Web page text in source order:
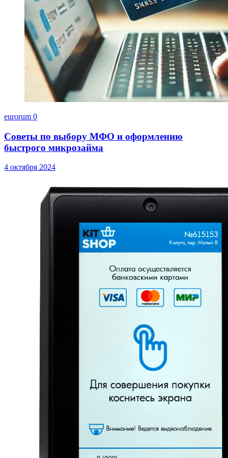
eurorum 0
Советы по выбору МФО и оформлению
быстрого микрозайма
4 октября 2024